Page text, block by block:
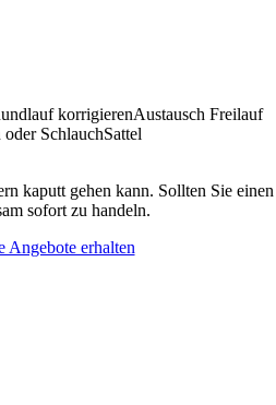
korrigierenAustausch Freilauf
SchlauchSattel
kaputt gehen kann. Sollten Sie einen
sofort zu handeln.
Angebote erhalten